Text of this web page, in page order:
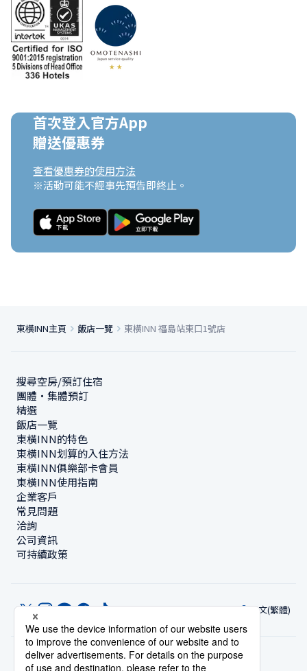
首次登入官方App
贈送優惠券
查看優惠券的使用方法
※活動可能不經事先預告即終止。
東橫INN主頁 飯店一覽 東橫INN 福島站東口1號店
搜尋空房/預訂住宿
團體・集體預訂
精選
飯店一覽
東橫INN的特色
東橫INN划算的入住方法
東橫INN俱樂部卡會員
東橫INN使用指南
企業客戶
常見問題
洽詢
公司資訊
可持續政策
中文(繁體)
© Toyoko Inn Co., Ltd.
隱私設定隱私保護政策根據特定商業交易法的標示網站政策